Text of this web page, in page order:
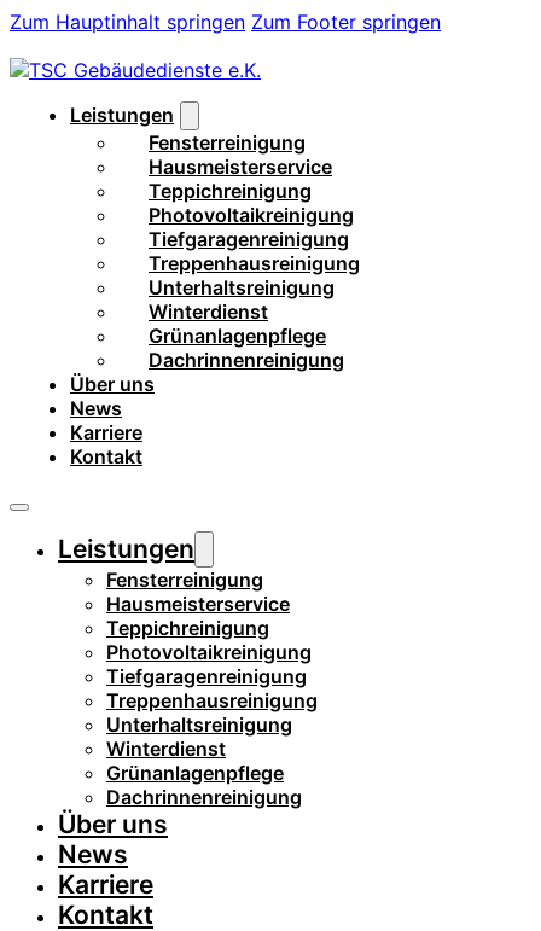
Zum Hauptinhalt springen Zum Footer springen
Leistungen
Fensterreinigung
Hausmeisterservice
Teppichreinigung
Photovoltaikreinigung
Tiefgaragenreinigung
Treppenhausreinigung
Unterhaltsreinigung
Winterdienst
Grünanlagenpflege
Dachrinnenreinigung
Über uns
News
Karriere
Kontakt
Leistungen
Fensterreinigung
Hausmeisterservice
Teppichreinigung
Photovoltaikreinigung
Tiefgaragenreinigung
Treppenhausreinigung
Unterhaltsreinigung
Winterdienst
Grünanlagenpflege
Dachrinnenreinigung
Über uns
News
Karriere
Kontakt